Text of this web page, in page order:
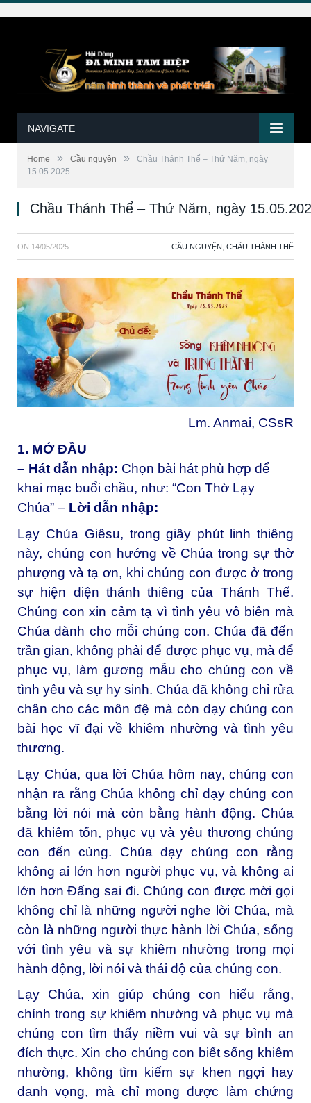
NAVIGATE
Home » Cầu nguyện »
Chầu Thánh Thể – Thứ Năm, ngày
15.05.2025
Chầu Thánh Thể – Thứ Năm, ngày
ON 14/05/2025 CẦU NGUYỆN CHẦU THÁNH THỂ
Lm. Anmai, CSsR
1. MỞ ĐẦU
– Hát dẫn nhập: Chọn bài hát phù hợp để
khai mạc buổi chầu, như: “Con Thờ Lạy
Chúa” – Lời dẫn nhập:
Lạy Chúa Giêsu, trong giây phút linh thiêng
này, chúng con hướng về Chúa trong sự thờ
phượng và tạ ơn, khi chúng con được ở trong
sự hiện diện thánh thiêng của Thánh Thể.
Chúng con xin cảm tạ vì tình yêu vô biên mà
Chúa dành cho mỗi chúng con. Chúa đã đến
trần gian, không phải để được phục vụ, mà để
phục vụ, làm gương mẫu cho chúng con về
tình yêu và sự hy sinh. Chúa đã không chỉ rửa
chân cho các môn đệ mà còn dạy chúng con
bài học vĩ đại về khiêm nhường và tình yêu
thương.
Lạy Chúa, qua lời Chúa hôm nay, chúng con
nhận ra rằng Chúa không chỉ dạy chúng con
bằng lời nói mà còn bằng hành động. Chúa
đã khiêm tốn, phục vụ và yêu thương chúng
con đến cùng. Chúa dạy chúng con rằng
không ai lớn hơn người phục vụ, và không ai
lớn hơn Đấng sai đi. Chúng con được mời gọi
không chỉ là những người nghe lời Chúa, mà
còn là những người thực hành lời Chúa, sống
với tình yêu và sự khiêm nhường trong mọi
hành động, lời nói và thái độ của chúng con.
Lạy Chúa, xin giúp chúng con hiểu rằng,
chính trong sự khiêm nhường và phục vụ mà
chúng con tìm thấy niềm vui và sự bình an
đích thực. Xin cho chúng con biết sống khiêm
nhường, không tìm kiếm sự khen ngợi hay
danh vọng, mà chỉ mong được làm chứng